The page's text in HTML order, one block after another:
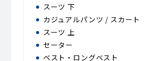
スーツ 下
カジュアルパンツ / スカート
スーツ 上
セーター
ベスト・ロングベスト